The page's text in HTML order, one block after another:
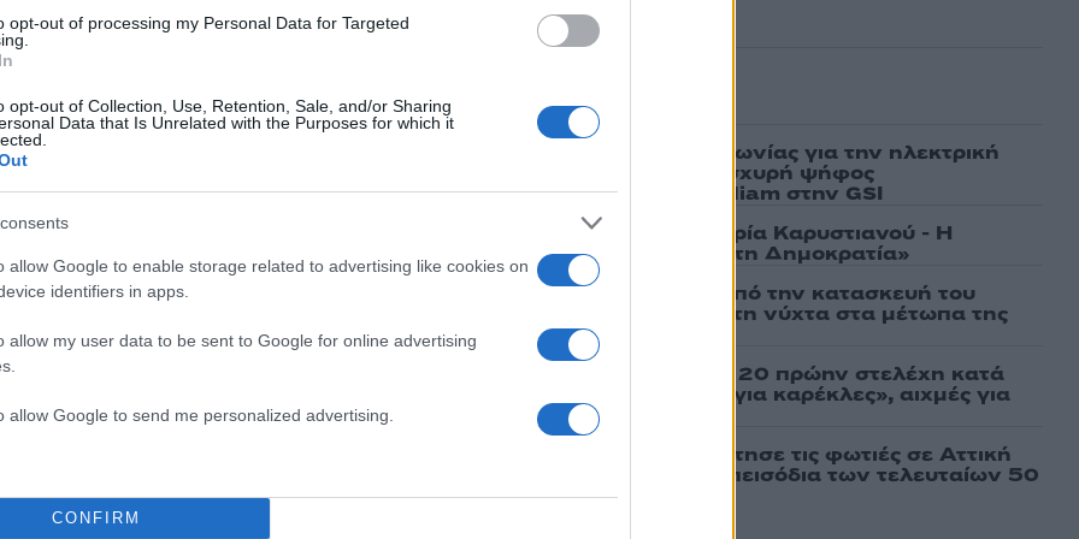
opt-out of processing my Personal Data for Targeted
opt-out of Collection, Use, Retention, Sale, and/or Sharing
Data that Is Unrelated with the Purposes for which it
allow Google to enable storage related to advertising like cookies on
identifiers in apps.
allow my user data to be sent to Google for online advertising
allow Google to send me personalized advertising.
CONFIRM
φωτογραφία για
καταθέσεις
– Το στίγμα του
μηνύματα
του Άκη
υπομονή και
που είχαν
της 38χρονης
το
ελικοπτέρου που
Πιο σχολιασμένα
Μητσοτάκης στην υπογραφή συμφωνίας για την ηλεκτρική
διασύνδεση Ελλάδας – Κύπρου: «Ισχυρή ψήφος
εμπιστοσύνης» η είσοδος της Meridiam στην GSI
Έφυγαν οι συνεργάτες, μένει η Μαρία Καρυστιανού - Η
επόμενη μέρα για την «Ελπίδα για τη Δημοκρατία»
Canadair 515: Οι πρώτες εικόνες από την κατασκευή του
αεροσκάφους που θα επιχειρεί και τη νύχτα στα μέτωπα της
φωτιάς
Αυγερινός, Μουτσάτσου και ακόμη 20 πρώην στελέχη κατά
Καρυστιανού: «Δεν αποχωρήσαμε για καρέκλες», αιχμές για
«συγκεντρωτικό μοντέλο»
Το πολωμένο μελτέμι που τροφοδότησε τις φωτιές σε Αττική
και Βοιωτία: «Από τα ισχυρότερα επεισόδια των τελευταίων 50
χρόνων»